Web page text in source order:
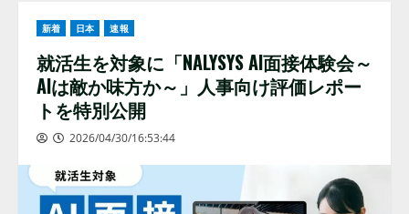
新着 日本 速報
就活生を対象に「NALYSYS AI面接体験会～
AIは敵か味方か～」人事向け評価レポー
トを特別公開
2026/04/30/16:53:44